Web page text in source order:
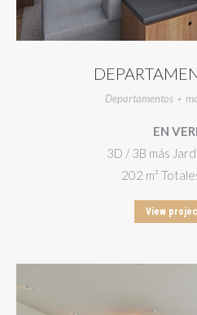
Departamentos
EN
3D / 3B más
202 m²
View